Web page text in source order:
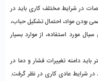
در شرایط مختلف کاری باید در
بودن مواد، احتمال تشکیل حباب،
مورد استفاده، از موارد بسیار
باید دامنه تغییرات فشار و دما در
شرایط عادی کاری در نظر گرفت.